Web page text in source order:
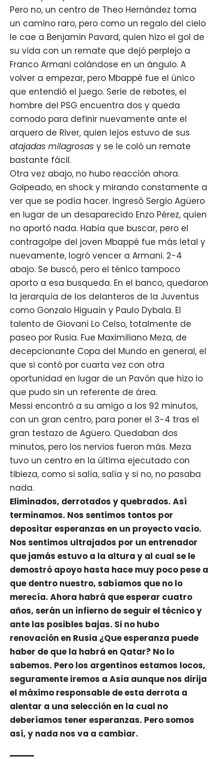
Pero no, un centro de Theo Hernández toma
un camino raro, pero como un regalo del cielo
le cae a Benjamin Pavard, quien hizo el gol de
su vida con un remate que dejó perplejo a
Franco Armani colándose en un ángulo. A
volver a empezar, pero Mbappé fue el único
que entendió el juego. Serie de rebotes, el
hombre del PSG encuentra dos y queda
comodo para definir nuevamente ante el
arquero de River, quien lejos estuvo de sus
atajadas milagrosas y se le coló un remate
bastante fácil.
Otra vez abajo, no hubo reacción ahora.
Golpeado, en shock y mirando constamente a
ver que se podía hacer. Ingresó Sergio Agüero
en lugar de un desaparecido Enzo Pérez, quien
no aportó nada. Había que buscar, pero el
contragolpe del joven Mbappé fue más letal y
nuevamente, logró vencer a Armani. 2-4
abajo. Se buscó, pero el ténico tampoco
aporto a esa busqueda. En el banco, quedaron
la jerarquía de los delanteros de la Juventus
como Gonzalo Higuaín y Paulo Dybala. El
talento de Giovani Lo Celso, totalmente de
paseo por Rusia. Fue Maximiliano Meza, de
decepcionante Copa del Mundo en general, el
que si contó por cuarta vez con otra
oportunidad en lugar de un Pavón que hizo lo
que pudo sin un referente de área.
Messi encontró a su amigo a los 92 minutos,
con un gran centro, para poner el 3-4 tras el
gran testazo de Agüero. Quedaban dos
minutos, pero los nervios fueron más. Meza
tuvo un centro en la última ejecutado con
tibieza, como si salía, salía y si no, no pasaba
nada.
Eliminados, derrotados y quebrados. Así
terminamos. Nos sentimos tontos por
depositar esperanzas en un proyecto vacío.
Nos sentimos ultrajados por un entrenador
que jamás estuvo a la altura y al cual se le
demostró apoyo hasta hace muy poco pese a
que dentro nuestro, sabíamos que no lo
merecía. Ahora habrá que esperar cuatro
años, serán un infierno de seguir el técnico y
ante las posibles bajas. Si no hubo
renovación en Rusia ¿Que esperanza puede
haber de que la habrá en Qatar? No lo
sabemos. Pero los argentinos estamos locos,
seguramente iremos a Asia aunque nos dirija
el máximo responsable de esta derrota a
alentar a una selección en la cual no
deberíamos tener esperanzas. Pero somos
así, y nada nos va a cambiar.